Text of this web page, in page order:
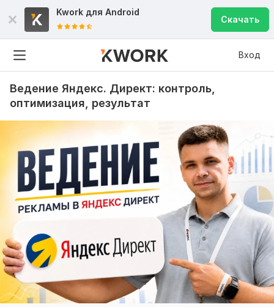
Kwork для Android
Скачать
Вход
Ведение Яндекс. Директ: контроль,
оптимизация, результат